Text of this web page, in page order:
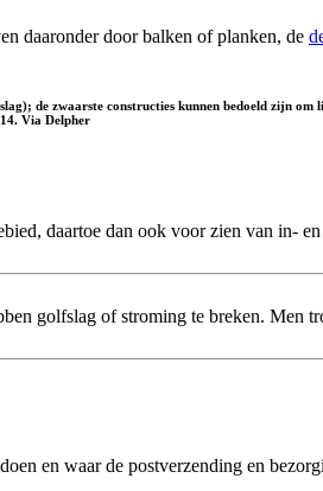
daaronder door balken of planken, de
de zwaarste constructies kunnen bedoeld zijn om
Via Delpher
daartoe dan ook voor zien van in-
golfslag of stroming te breken. Men
en waar de postverzending en